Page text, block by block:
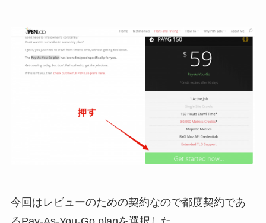
今回はレビューのための契約なので都度契約であ